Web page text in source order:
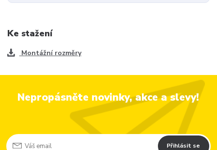
Ke stažení
Montážní rozměry
Nepropásněte novinky, akce a slevy!
Přihlásit se